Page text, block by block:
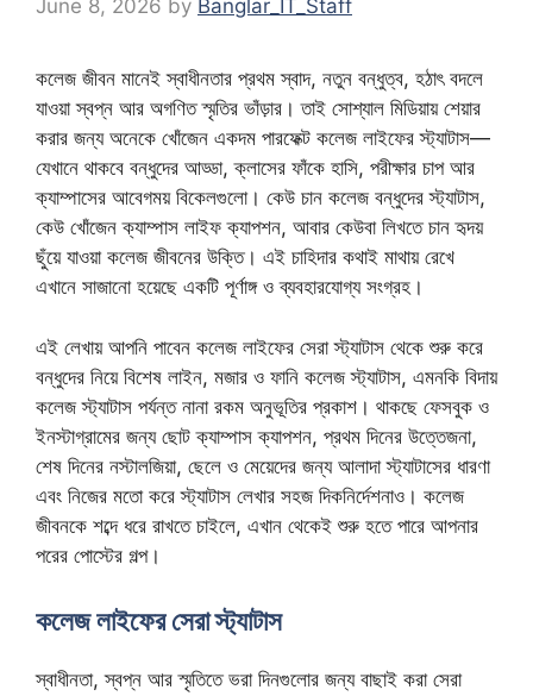
June 8, 2026 by Banglar_IT_Staff
কলেজ জীবন মানেই স্বাধীনতার প্রথম স্বাদ, নতুন বন্ধুত্ব, হঠাৎ বদলে
যাওয়া স্বপ্ন আর অগণিত স্মৃতির ভাঁড়ার। তাই সোশ্যাল মিডিয়ায় শেয়ার
করার জন্য অনেকে খোঁজেন একদম পারফেক্ট কলেজ লাইফের স্ট্যাটাস—
যেখানে থাকবে বন্ধুদের আড্ডা, ক্লাসের ফাঁকে হাসি, পরীক্ষার চাপ আর
ক্যাম্পাসের আবেগময় বিকেলগুলো। কেউ চান কলেজ বন্ধুদের স্ট্যাটাস,
কেউ খোঁজেন ক্যাম্পাস লাইফ ক্যাপশন, আবার কেউবা লিখতে চান হৃদয়
ছুঁয়ে যাওয়া কলেজ জীবনের উক্তি। এই চাহিদার কথাই মাথায় রেখে
এখানে সাজানো হয়েছে একটি পূর্ণাঙ্গ ও ব্যবহারযোগ্য সংগ্রহ।
এই লেখায় আপনি পাবেন কলেজ লাইফের সেরা স্ট্যাটাস থেকে শুরু করে
বন্ধুদের নিয়ে বিশেষ লাইন, মজার ও ফানি কলেজ স্ট্যাটাস, এমনকি বিদায়
কলেজ স্ট্যাটাস পর্যন্ত নানা রকম অনুভূতির প্রকাশ। থাকছে ফেসবুক ও
ইনস্টাগ্রামের জন্য ছোট ক্যাম্পাস ক্যাপশন, প্রথম দিনের উত্তেজনা,
শেষ দিনের নস্টালজিয়া, ছেলে ও মেয়েদের জন্য আলাদা স্ট্যাটাসের ধারণা
এবং নিজের মতো করে স্ট্যাটাস লেখার সহজ দিকনির্দেশনাও। কলেজ
জীবনকে শব্দে ধরে রাখতে চাইলে, এখান থেকেই শুরু হতে পারে আপনার
পরের পোস্টের গল্প।
কলেজ লাইফের সেরা স্ট্যাটাস
স্বাধীনতা, স্বপ্ন আর স্মৃতিতে ভরা দিনগুলোর জন্য বাছাই করা সেরা